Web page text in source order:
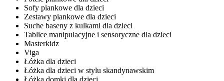
Sofy piankowe dla dzieci
Zestawy piankowe dla dzieci
Suche baseny z kulkami dla dzieci
Tablice manipulacyjne i sensoryczne dla dzieci
Masterkidz
Viga
Łóżka dla dzieci
Łóżka dla dzieci w stylu skandynawskim
Łóżka domki dla dzieci